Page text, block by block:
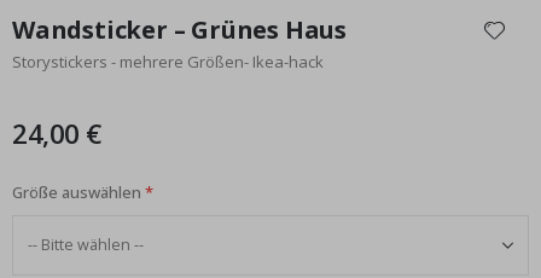
der
Bildgalerie
Wandsticker – Grünes Haus
Storystickers - mehrere Größen- Ikea-hack
24,00 €
Größe auswählen